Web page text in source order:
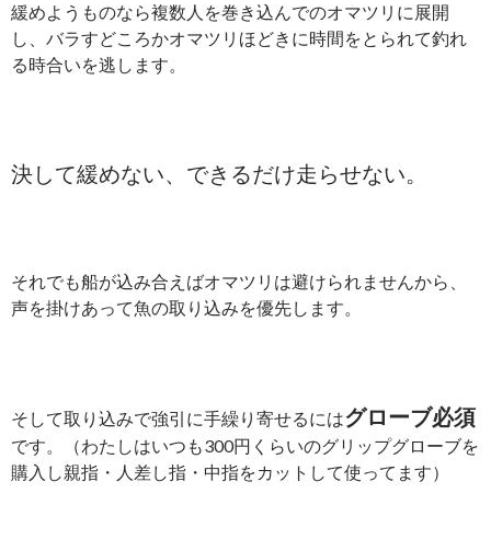
緩めようものなら複数人を巻き込んでのオマツリに展開
し、バラすどころかオマツリほどきに時間をとられて釣れ
る時合いを逃します。
決して緩めない、できるだけ走らせない。
それでも船が込み合えばオマツリは避けられませんから、
声を掛けあって魚の取り込みを優先します。
そして取り込みで強引に手繰り寄せるにはグローブ必須
です。（わたしはいつも300円くらいのグリップグローブを
購入し親指・人差し指・中指をカットして使ってます）